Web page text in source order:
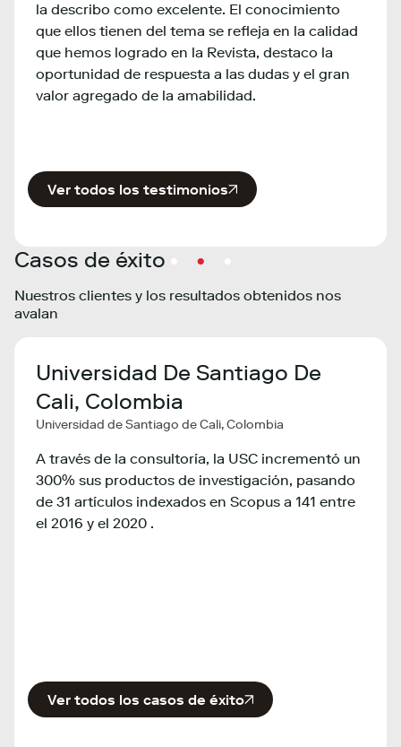
la describo como excelente. El conocimiento
que ellos tienen del tema se refleja en la calidad
que hemos logrado en la Revista, destaco la
oportunidad de respuesta a las dudas y el gran
valor agregado de la amabilidad.
Ver todos los testimonios
Casos de éxito
Nuestros clientes y los resultados obtenidos nos
avalan
Universidad De Santiago De
Cali, Colombia
Universidad de Santiago de Cali, Colombia
A través de la consultoría, la USC incrementó un
300% sus productos de investigación, pasando
de 31 artículos indexados en Scopus a 141 entre
el 2016 y el 2020 .
Ver todos los casos de éxito